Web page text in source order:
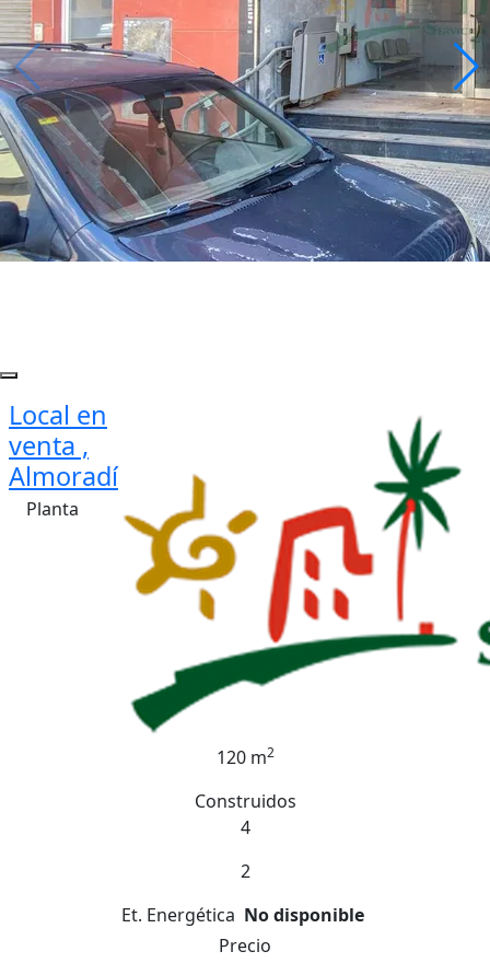
Local en
venta ,
Almoradí
Planta
120 m2
Construidos
4
2
Et. Energética No disponible
Precio